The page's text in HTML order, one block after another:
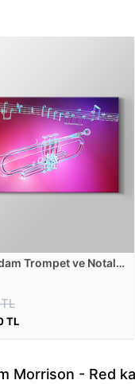
Trompet ve Notalar
TL
Morrison - Red